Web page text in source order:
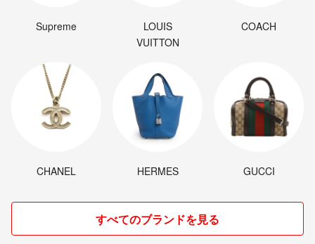
Supreme
LOUIS
VUITTON
COACH
CHANEL HERMES GUCCI
すべてのブランドを見る